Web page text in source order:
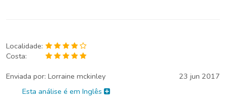
Localidade:
Costa:
Enviada por: Lorraine mckinley
23 jun 2017
Esta análise é em Inglês